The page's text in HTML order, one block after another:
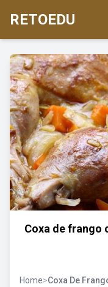
RETOEDU
Coxa de frango
Home>Coxa De